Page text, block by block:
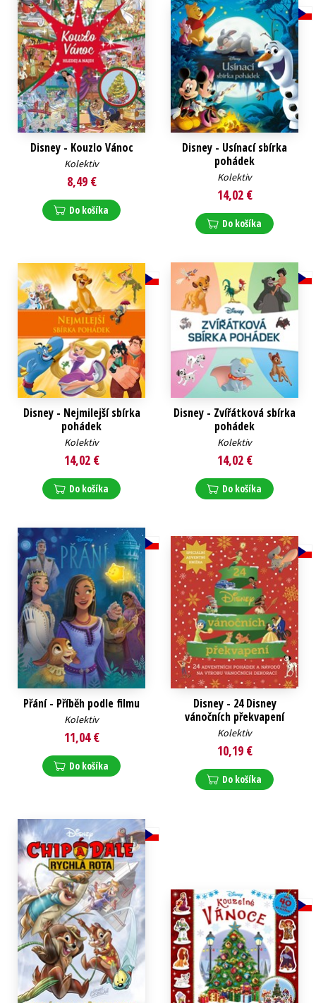
Disney - Kouzlo Vánoc
Kolektiv
8,49 €
Do košíka
Disney - Usínací sbírka
pohádek
Kolektiv
14,02 €
Do košíka
Disney - Nejmilejší sbírka
pohádek
Kolektiv
14,02 €
Do košíka
Disney - Zvířátková sbírka
pohádek
Kolektiv
14,02 €
Do košíka
Přání - Příběh podle filmu
Kolektiv
11,04 €
Do košíka
Disney - 24 Disney
vánočních překvapení
Kolektiv
10,19 €
Do košíka